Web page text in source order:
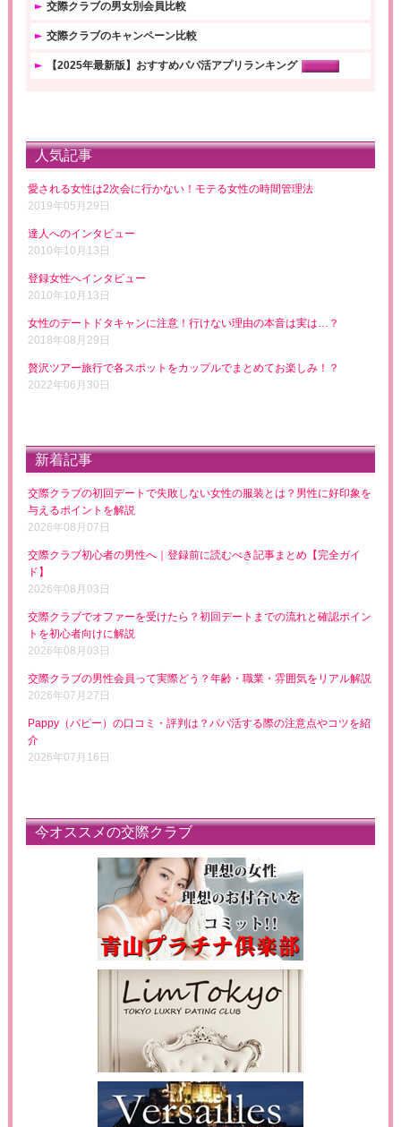
交際クラブの男女別会員比較
交際クラブのキャンペーン比較
【2025年最新版】おすすめパパ活アプリランキング
人気記事
愛される女性は2次会に行かない！モテる女性の時間管理法
2019年05月29日
達人へのインタビュー
2010年10月13日
登録女性へインタビュー
2010年10月13日
女性のデートドタキャンに注意！行けない理由の本音は実は…？
2018年08月29日
贅沢ツアー旅行で各スポットをカップルでまとめてお楽しみ！？
2022年06月30日
新着記事
交際クラブの初回デートで失敗しない女性の服装とは？男性に好印象を
与えるポイントを解説
2026年08月07日
交際クラブ初心者の男性へ｜登録前に読むべき記事まとめ【完全ガイ
ド】
2026年08月03日
交際クラブでオファーを受けたら？初回デートまでの流れと確認ポイン
トを初心者向けに解説
2026年08月03日
交際クラブの男性会員って実際どう？年齢・職業・雰囲気をリアル解説
2026年07月27日
Pappy（パピー）の口コミ・評判は？パパ活する際の注意点やコツを紹
介
2026年07月16日
今オススメの交際クラブ